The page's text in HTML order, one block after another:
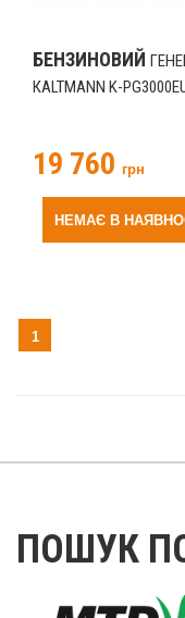
БЕНЗИНОВИЙ
КALTMANN K-
19 760 грн
НЕМАЄ В
1
ПОШУК